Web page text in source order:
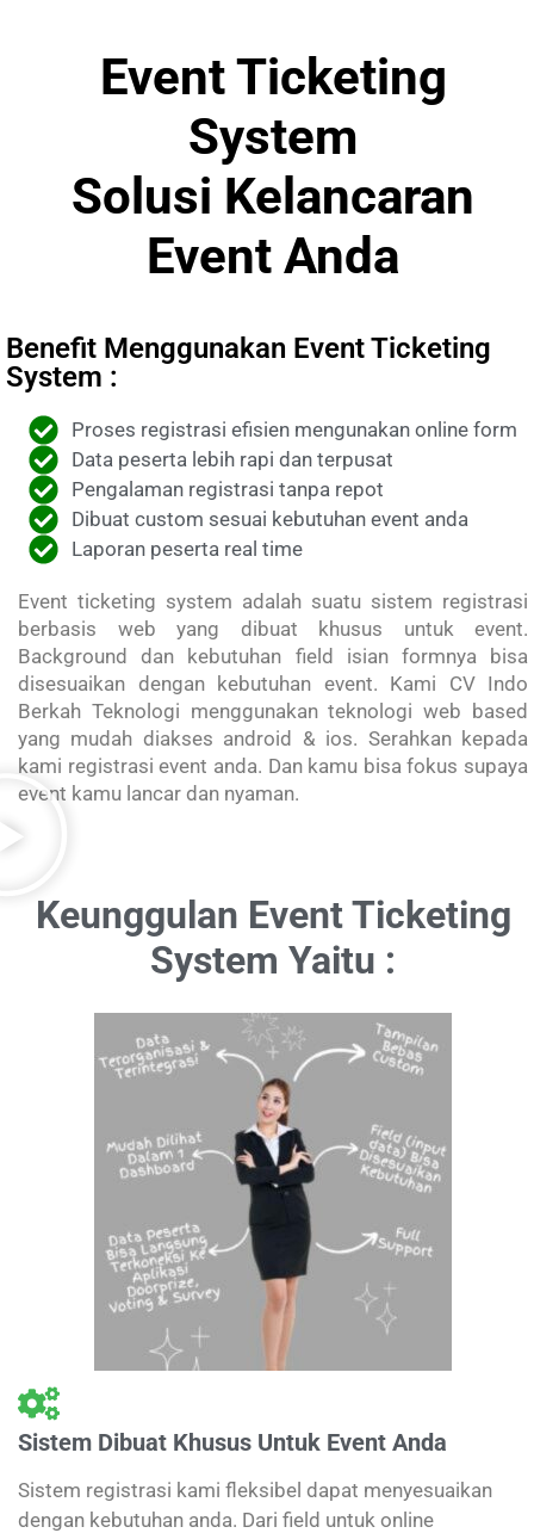
Event Ticketing
System
Solusi Kelancaran
Event Anda
Benefit Menggunakan Event Ticketing
System :
Proses registrasi efisien mengunakan online form
Data peserta lebih rapi dan terpusat
Pengalaman registrasi tanpa repot
Dibuat custom sesuai kebutuhan event anda
Laporan peserta real time
Event ticketing system adalah suatu sistem registrasi
berbasis web yang dibuat khusus untuk event.
Background dan kebutuhan field isian formnya bisa
disesuaikan dengan kebutuhan event. Kami CV Indo
Berkah Teknologi menggunakan teknologi web based
yang mudah diakses android & ios. Serahkan kepada
kami registrasi event anda. Dan kamu bisa fokus supaya
event kamu lancar dan nyaman.
Keunggulan Event Ticketing
System Yaitu :
Sistem Dibuat Khusus Untuk Event Anda
Sistem registrasi kami fleksibel dapat menyesuaikan
dengan kebutuhan anda. Dari field untuk online